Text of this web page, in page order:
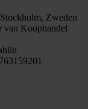
Zweden
van Koophandel